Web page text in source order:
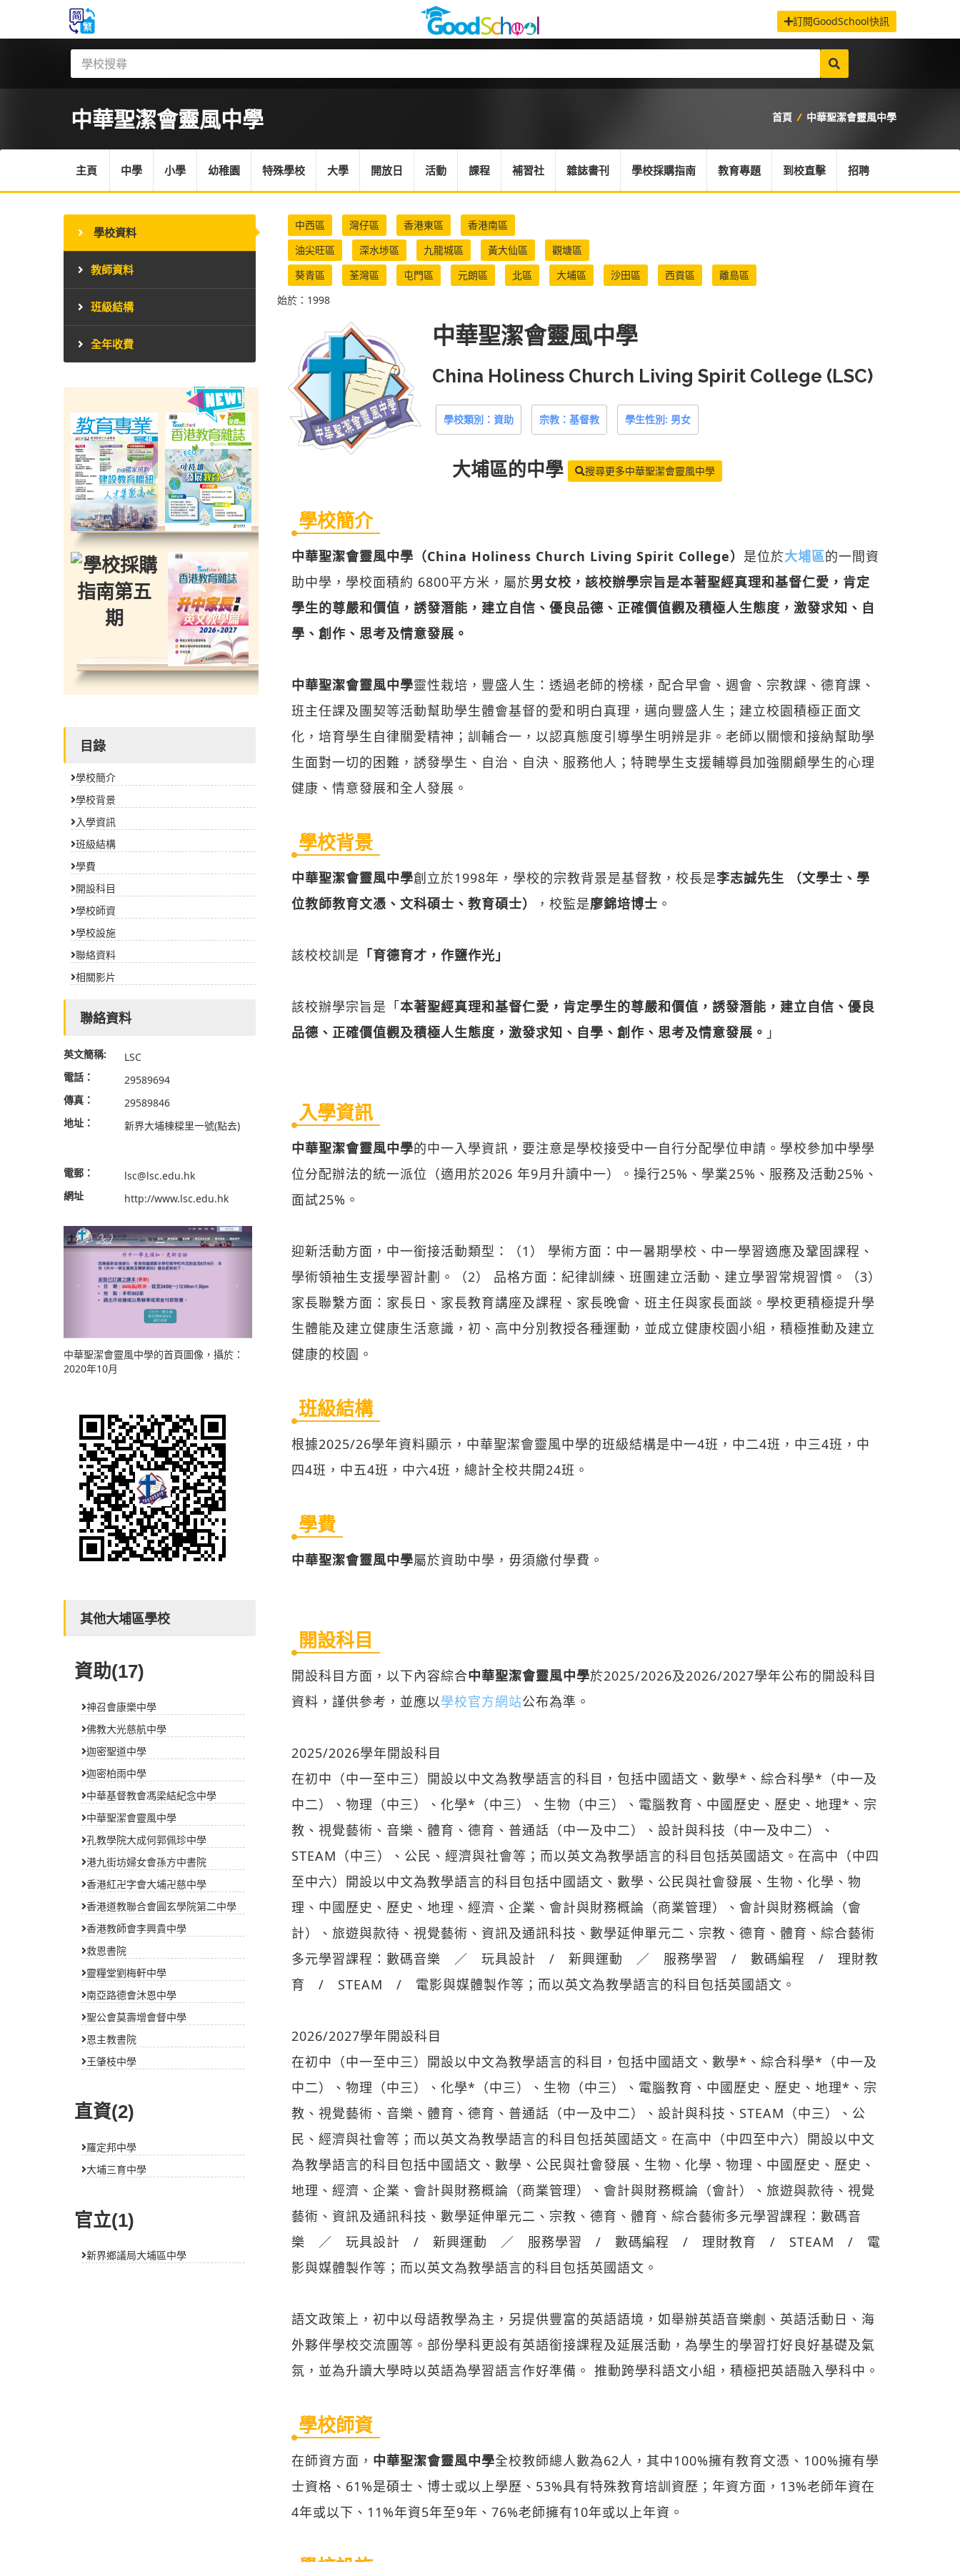
訂閱GoodSchool快訊
中華聖潔會靈風中學 首頁 / 中華聖潔會靈風中學
主頁 中學 小學 幼稚園 特殊學校 大學 開放日 活動 課程 補習社 雜誌書刊 學校採購指南 教育專題 到校直擊 招聘
中西區 灣仔區 香港東區
香港南區
油尖旺區
深水埗區 九龍城區 黃大仙區
觀塘區
葵青區
荃灣區 屯門區 元朗區 北區 大埔區 沙田區 西貢區
離島區
始於：1998
中華聖潔會靈風中學
China Holiness Church Living Spirit College (LSC)
學校類別：資助 宗教：基督教 學生性別: 男女
大埔區的中學 搜尋更多中華聖潔會靈風中學
學校簡介
中華聖潔會靈風中學（China Holiness Church Living Spirit College） 是位於大埔區的一間資
助中學，學校面積約 6800平方米，屬於男女校，該校辦學宗旨是本著聖經真理和基督仁愛，肯定
學生的尊嚴和價值，誘發潛能，建立自信、優良品德、正確價值觀及積極人生態度，激發求知、自
學、創作、思考及情意發展。
中華聖潔會靈風中學靈性栽培，豐盛人生：透過老師的榜樣，配合早會、週會、宗教課、德育課、
班主任課及團契等活動幫助學生體會基督的愛和明白真理，邁向豐盛人生；建立校園積極正面文
化，培育學生自律關愛精神；訓輔合一，以認真態度引導學生明辨是非。老師以關懷和接納幫助學
生面對一切的困難，誘發學生、自治、自決、服務他人；特聘學生支援輔導員加強關顧學生的心理
健康、情意發展和全人發展。
學校背景
中華聖潔會靈風中學創立於1998年，學校的宗教背景是基督教，校長是李志誠先生 （文學士、學
位教師教育文憑、文科碩士、教育碩士）
，校監是廖錦培博士 。
該校校訓是 「育德育才，作鹽作光」
該校辦學宗旨是「本著聖經真理和基督仁愛，肯定學生的尊嚴和價值，誘發潛能，建立自信、優良
品德、正確價值觀及積極人生態度，激發求知、自學、創作、思考及情意發展。 」
入學資訊
中華聖潔會靈風中學的中一入學資訊，要注意是學校接受中一自行分配學位申請。學校參加中學學
位分配辦法的統一派位（適用於2026 年9月升讀中一）。操行25%、學業25%、服務及活動25%、
面試25%。
迎新活動方面，中一銜接活動類型：（1） 學術方面：中一暑期學校、中一學習適應及鞏固課程、
學術領袖生支援學習計劃。（2） 品格方面：紀律訓練、班團建立活動、建立學習常規習慣。（3）
家長聯繫方面：家長日、家長教育講座及課程、家長晚會、班主任與家長面談。學校更積極提升學
生體能及建立健康生活意識，初、高中分別教授各種運動，並成立健康校園小組，積極推動及建立
健康的校園。
班級結構
根據2025/26學年資料顯示，中華聖潔會靈風中學的班級結構是中一4班，中二4班，中三4班，中
四4班，中五4班，中六4班，總計全校共開24班。
學費
中華聖潔會靈風中學屬於資助中學，毋須繳付學費。
開設科目
開設科目方面，以下內容綜合中華聖潔會靈風中學於2025/2026及2026/2027學年公布的開設科目
資料，謹供參考，並應以學校官方網站公布為準。
2025/2026學年開設科目
在初中（中一至中三）開設以中文為教學語言的科目，包括中國語文、數學*、綜合科學*（中一及
中二）、物理（中三）、化學*（中三）、生物（中三）、電腦教育、中國歷史、歷史、地理*、宗
教、視覺藝術、音樂、體育、德育、普通話（中一及中二）、設計與科技（中一及中二）、
STEAM（中三）、公民、經濟與社會等；而以英文為教學語言的科目包括英國語文。在高中（中四
至中六）開設以中文為教學語言的科目包括中國語文、數學、公民與社會發展、生物、化學、物
理、中國歷史、歷史、地理、經濟、企業、會計與財務概論（商業管理）、會計與財務概論（會
計）、旅遊與款待、視覺藝術、資訊及通訊科技、數學延伸單元二、宗教、德育、體育、綜合藝術
多元學習課程：數碼音樂 ／ 玩具設計 / 新興運動 ／ 服務學習 / 數碼編程 / 理財教
育 / STEAM / 電影與媒體製作等；而以英文為教學語言的科目包括英國語文。
2026/2027學年開設科目
在初中（中一至中三）開設以中文為教學語言的科目，包括中國語文、數學*、綜合科學*（中一及
中二）、物理（中三）、化學*（中三）、生物（中三）、電腦教育、中國歷史、歷史、地理*、宗
教、視覺藝術、音樂、體育、德育、普通話（中一及中二）、設計與科技、STEAM（中三）、公
民、經濟與社會等；而以英文為教學語言的科目包括英國語文。在高中（中四至中六）開設以中文
為教學語言的科目包括中國語文、數學、公民與社會發展、生物、化學、物理、中國歷史、歷史、
地理、經濟、企業、會計與財務概論（商業管理）、會計與財務概論（會計）、旅遊與款待、視覺
藝術、資訊及通訊科技、數學延伸單元二、宗教、德育、體育、綜合藝術多元學習課程：數碼音
樂 ／ 玩具設計 / 新興運動 ／ 服務學習 / 數碼編程 / 理財教育 / STEAM / 電
影與媒體製作等；而以英文為教學語言的科目包括英國語文。
語文政策上，初中以母語教學為主，另提供豐富的英語語境，如舉辦英語音樂劇、英語活動日、海
外夥伴學校交流團等。部份學科更設有英語銜接課程及延展活動，為學生的學習打好良好基礎及氣
氛，並為升讀大學時以英語為學習語言作好準備。 推動跨學科語文小組，積極把英語融入學科中。
學校師資
在師資方面， 中華聖潔會靈風中學全校教師總人數為62人，其中100%擁有教育文憑、100%擁有學
士資格、61%是碩士、博士或以上學歷、53%具有特殊教育培訓資歷；年資方面，13%老師年資在
4年或以下、11%年資5年至9年、76%老師擁有10年或以上年資。
學校資料
教師資料
班級結構
全年收費
目錄
學校簡介
學校背景
入學資訊
班級結構
學費
開設科目
學校師資
學校設施
聯絡資料
相關影片
聯絡資料
英文簡稱:
LSC
電話：
29589694
傳真：
29589846
地址：
新界大埔棟樑里一號(點去)
電郵：
lsc@lsc.edu.hk
網址
http://www.lsc.edu.hk
中華聖潔會靈風中學的首頁圖像，攝於：
2020年10月
其他大埔區學校
資助(17)
神召會康樂中學
佛教大光慈航中學
迦密聖道中學
迦密柏雨中學
中華基督教會馮梁結紀念中學
中華聖潔會靈風中學
孔教學院大成何郭佩珍中學
港九街坊婦女會孫方中書院
香港紅卍字會大埔卍慈中學
香港道教聯合會圓玄學院第二中學
香港教師會李興貴中學
救恩書院
靈糧堂劉梅軒中學
南亞路德會沐恩中學
聖公會莫壽增會督中學
恩主教書院
王肇枝中學
直資(2)
羅定邦中學
大埔三育中學
官立(1)
新界鄉議局大埔區中學